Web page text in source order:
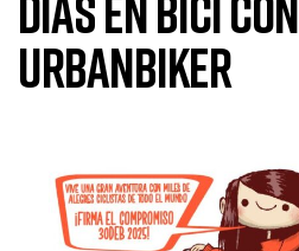
UrbanBiker